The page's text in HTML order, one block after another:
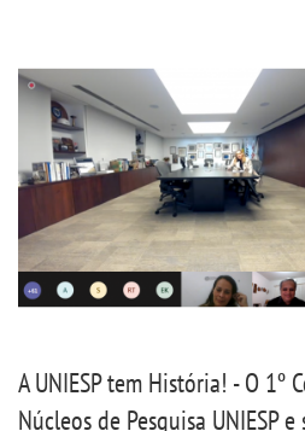
CPSA
COLAP PROUNI
LICENCIATURAS
A UNIESP tem História! - O 1º
Núcleos de Pesquisa UNIESP